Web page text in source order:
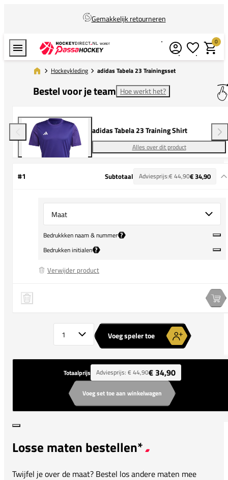
Gemakkelijk retourneren
0
Hockeykleding adidas Tabela 23 Trainingsset
Bestel voor je team Hoe werkt het?
adidas Tabela 23 Training Shirt
Alles over dit product
#1 Subtotaal Adviesprijs:€ 44,90€ 34,90
Bedrukkken naam & nummer ?
Bedrukken initialen ?
Verwijder product
Speler 1 verwijderen
Aantal spelers
Voeg speler toe
Totaalprijs Adviesprijs: € 44,90€ 34,90
Voeg set toe aan winkelwagen
Losse maten bestellen*
Twijfel je over de maat? Bestel los andere maten mee